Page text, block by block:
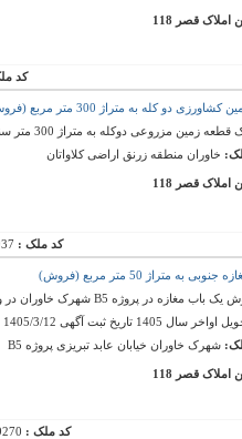
قصر 118
کد
دو کله به متراژ 300 متر مربع (فروش)
مزروعی دوکله به متراژ 300 متر سند قولنامه حصار شده و دارای دو درب
خاوران منطقه زرنق اراضی کلاواتان
قصر 118
کد ملک :
به متراژ 50 متر مربع (فروش)
تاریخ ثبت آگهی 1405/3/12
شهرک خاوران خیابان عابد تبریزی پروژه B5
قصر 118
کد ملک :